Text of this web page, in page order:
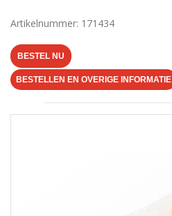
Artikelnummer: 171434
BESTEL NU
BESTELLEN EN OVERIGE INFORMATIE